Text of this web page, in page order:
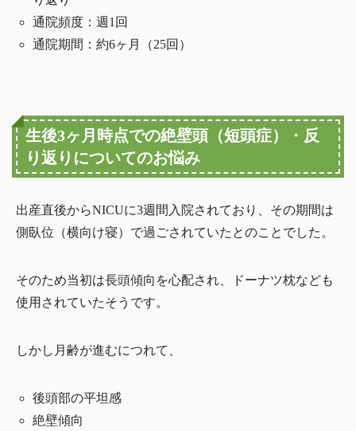
通院頻度：週1回
通院期間：約6ヶ月（25回）
生後3ヶ月時点での絶壁頭（短頭症）・反
り返りについてのお悩み
出産直後からNICUに3週間入院されており、その期間は
側臥位（横向け寝）で過ごされていたとのことでした。
そのため当初は長頭傾向を心配され、ドーナツ枕なども
使用されていたそうです。
しかし月齢が進むにつれて、
後頭部の平坦感
絶壁傾向